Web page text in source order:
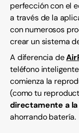
perfección con el
a través de la
con numerosos
crear un sistema
A diferencia de
teléfono
comienza la
(como tu
directamente a
ahorrando batería.